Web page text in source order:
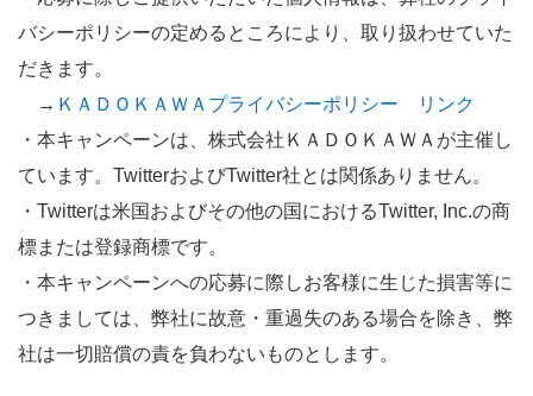
バシーポリシーの定めるところにより、取り扱わせていた
だきます。
→ ＫＡＤＯＫＡＷＡプライバシーポリシー リンク
・本キャンペーンは、 株式会社ＫＡＤＯＫＡＷＡが主催し
ています。TwitterおよびTwitter社とは関係ありません。
・ Twitterは米国およびその他の国におけるTwitter, Inc.の商
標または登録商標です。
・ 本キャンペーンへの応募に際しお客様に生じた損害等に
つきましては、弊社に故意・重過失のある場合を除き、 弊
社は一切賠償の責を負わないものとします。